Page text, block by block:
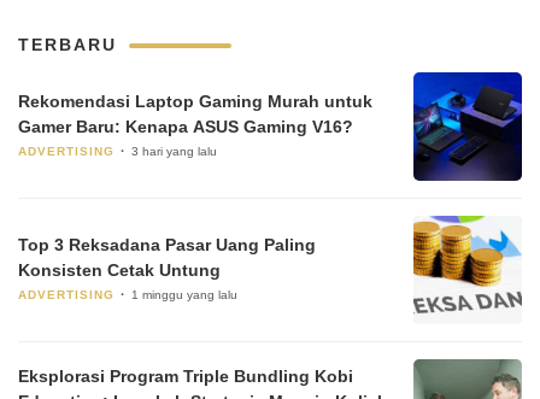
TERBARU
Rekomendasi Laptop Gaming Murah untuk
Gamer Baru: Kenapa ASUS Gaming V16?
ADVERTISING 3 hari yang lalu
Top 3 Reksadana Pasar Uang Paling
Konsisten Cetak Untung
ADVERTISING 1 minggu yang lalu
Eksplorasi Program Triple Bundling Kobi